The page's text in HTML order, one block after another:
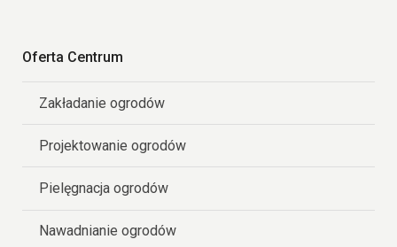
Oferta Centrum
Zakładanie ogrodów
Projektowanie ogrodów
Pielęgnacja ogrodów
Nawadnianie ogrodów